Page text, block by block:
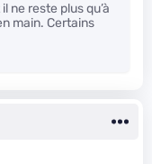
ne reste plus qu’à
main. Certains